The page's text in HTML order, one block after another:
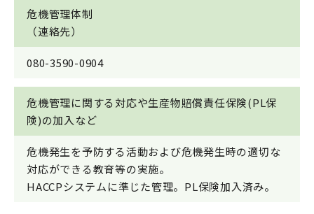
危機管理体制
（連絡先）
080-3590-0904
危機管理に関する対応や生産物賠償責任保険(PL保
険)の加入など
危機発生を予防する活動および危機発生時の適切な
対応ができる教育等の実施。
HACCPシステムに準じた管理。PL保険加入済み。